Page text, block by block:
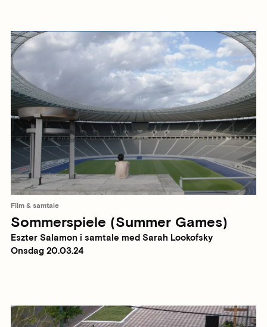
Film & samtale
Sommerspiele (Summer Games)
Eszter Salamon i samtale med Sarah Lookofsky
Onsdag 20.03.24